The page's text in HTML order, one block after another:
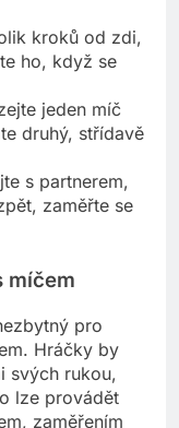
kroků od zdi,
ho, když se
jeden míč
druhý, střídavě
s partnerem,
zaměřte se
míčem
pro
Hráčky by
svých rukou,
lze provádět
zaměřením